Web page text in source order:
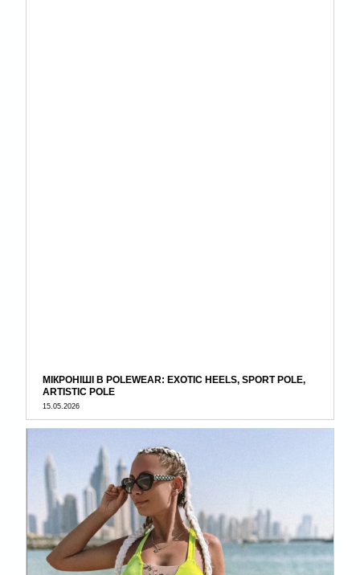
МІКРОНІШІ В POLEWEAR: EXOTIC HEELS, SPORT POLE,
ARTISTIC POLE
15.05.2026